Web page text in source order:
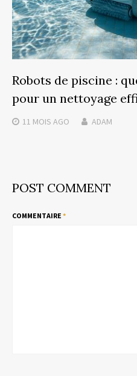
Robots de piscine :
pour un nettoyage
11 MOIS AGO ADAM
POST COMMENT
COMMENTAIRE *